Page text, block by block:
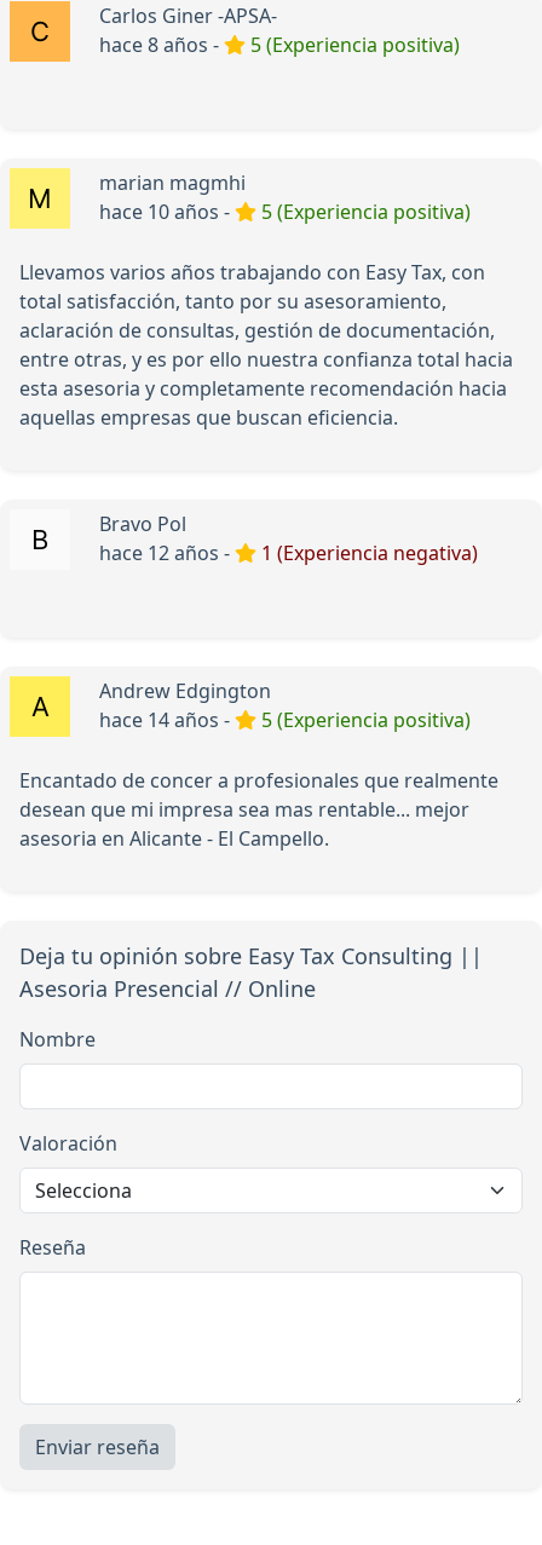
Carlos Giner -APSA-
hace 8 años -
5 (Experiencia positiva)
marian magmhi
hace 10 años -
5 (Experiencia positiva)
Llevamos varios años trabajando con Easy Tax, con
total satisfacción, tanto por su asesoramiento,
aclaración de consultas, gestión de documentación,
entre otras, y es por ello nuestra confianza total hacia
esta asesoria y completamente recomendación hacia
aquellas empresas que buscan eficiencia.
Bravo Pol
hace 12 años -
1 (Experiencia negativa)
Andrew Edgington
hace 14 años -
5 (Experiencia positiva)
Encantado de concer a profesionales que realmente
desean que mi impresa sea mas rentable... mejor
asesoria en Alicante - El Campello.
Deja tu opinión sobre Easy Tax Consulting ||
Asesoria Presencial // Online
Nombre
Valoración
Reseña
Enviar reseña